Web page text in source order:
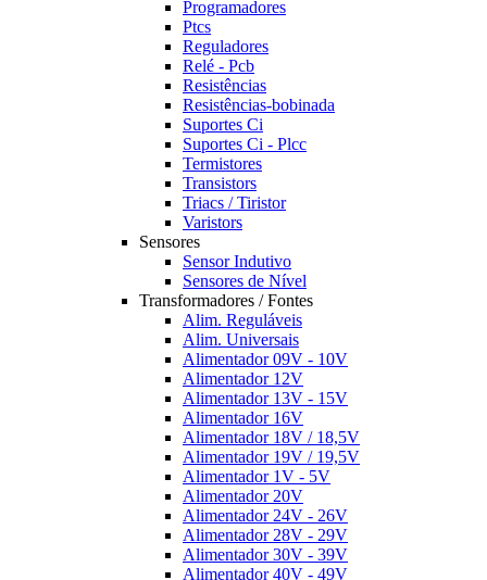
Programadores
Ptcs
Reguladores
Relé - Pcb
Resistências
Resistências-bobinada
Suportes Ci
Suportes Ci - Plcc
Termistores
Transistors
Triacs / Tiristor
Varistors
Sensores
Sensor Indutivo
Sensores de Nível
Transformadores / Fontes
Alim. Reguláveis
Alim. Universais
Alimentador 09V - 10V
Alimentador 12V
Alimentador 13V - 15V
Alimentador 16V
Alimentador 18V / 18,5V
Alimentador 19V / 19,5V
Alimentador 1V - 5V
Alimentador 20V
Alimentador 24V - 26V
Alimentador 28V - 29V
Alimentador 30V - 39V
Alimentador 40V - 49V